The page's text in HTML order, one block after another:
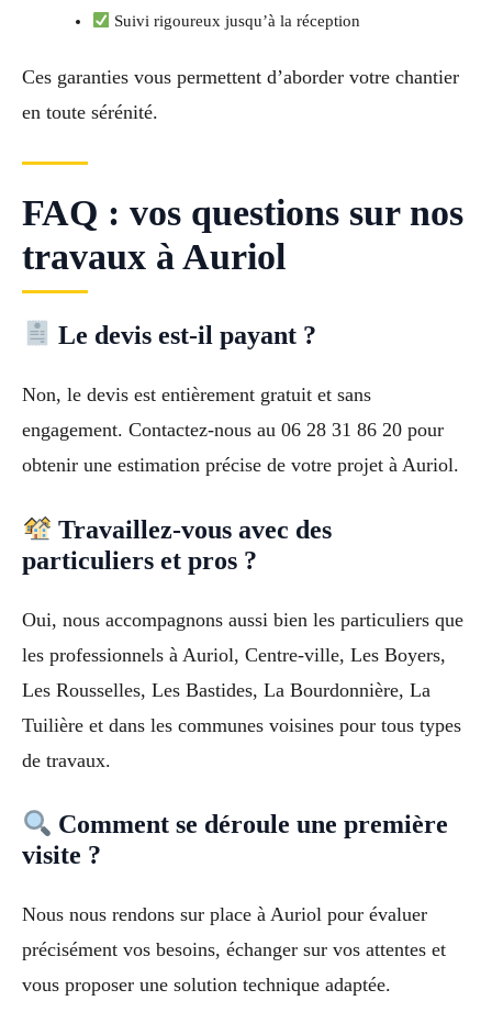
Suivi rigoureux jusqu’à la réception
Ces garanties vous permettent d’aborder votre chantier
en toute sérénité.
FAQ : vos questions sur nos
travaux à Auriol
Le devis est-il payant ?
Non, le devis est entièrement gratuit et sans
engagement. Contactez-nous au 06 28 31 86 20 pour
obtenir une estimation précise de votre projet à Auriol.
Travaillez-vous avec des
particuliers et pros ?
Oui, nous accompagnons aussi bien les particuliers que
les professionnels à Auriol, Centre-ville, Les Boyers,
Les Rousselles, Les Bastides, La Bourdonnière, La
Tuilière et dans les communes voisines pour tous types
de travaux.
Comment se déroule une première
visite ?
Nous nous rendons sur place à Auriol pour évaluer
précisément vos besoins, échanger sur vos attentes et
vous proposer une solution technique adaptée.